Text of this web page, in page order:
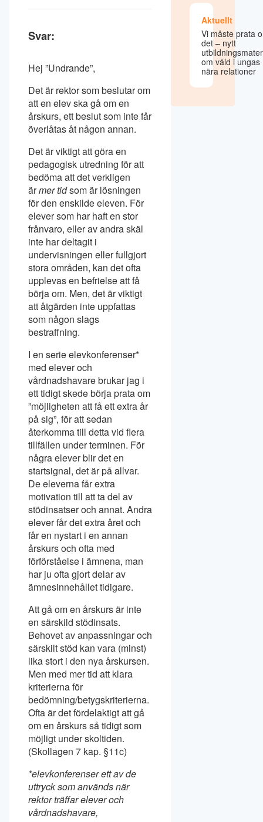
Svar:
Hej ”Undrande”,
Det är rektor som beslutar om
att en elev ska gå om en
årskurs, ett beslut som inte får
överlåtas åt någon annan.
Det är viktigt att göra en
pedagogisk utredning för att
bedöma att det verkligen
ärmer tidsom är lösningen
för den enskilde eleven. För
elever som har haft en stor
frånvaro, eller av andra skäl
inte har deltagit i
undervisningen eller fullgjort
stora områden, kan det ofta
upplevas en befrielse att få
börja om. Men, det är viktigt
att åtgärden inte uppfattas
som någon slags
bestraffning.
I en serie elevkonferenser*
med elever och
vårdnadshavare brukar jag i
ett tidigt skede börja prata om
”möjligheten att få ett extra år
på sig”, för att sedan
återkomma till detta vid flera
tillfällen under terminen. För
några elever blir det en
startsignal, det är på allvar.
De eleverna får extra
motivation till att ta del av
stödinsatser och annat. Andra
elever får det extra året och
får en nystart i en annan
årskurs och ofta med
förförståelse i ämnena, man
har ju ofta gjort delar av
ämnesinnehållet tidigare.
Att gå om en årskurs är inte
en särskild stödinsats.
Behovet av anpassningar och
särskilt stöd kan vara (minst)
lika stort i den nya årskursen.
Men med mer tid att klara
kriterierna för
bedömning/betygskriterierna.
Ofta är det fördelaktigt att gå
om en årskurs så tidigt som
möjligt under skoltiden.
(Skollagen 7 kap. §11c)
*elevkonferenser ett av de
uttryck som används när
rektor träffar elever och
vårdnadshavare,
Aktuellt
Vi måste prata
det – nytt
om våld i ungas
nära relationer